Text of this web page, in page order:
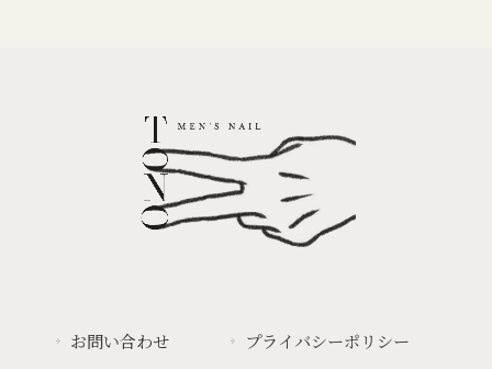
お問い合わせ
プライバシーポリシー